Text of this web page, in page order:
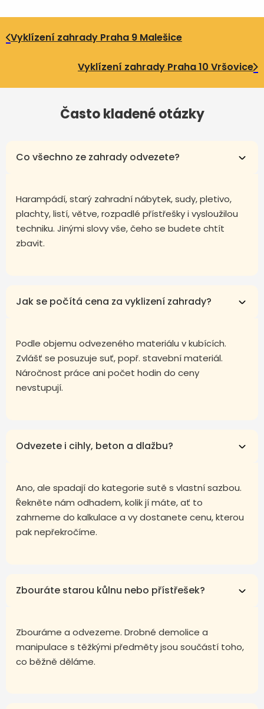
Vyklízení zahrady Praha 9 Malešice
Vyklízení zahrady Praha 10 Vršovice
Často kladené otázky
Co všechno ze zahrady odvezete?
Harampádí, starý zahradní nábytek, sudy, pletivo,
plachty, listí, větve, rozpadlé přístřešky i vysloužilou
techniku. Jinými slovy vše, čeho se budete chtít
zbavit.
Jak se počítá cena za vyklizení zahrady?
Podle objemu odvezeného materiálu v kubících.
Zvlášť se posuzuje suť, popř. stavební materiál.
Náročnost práce ani počet hodin do ceny
nevstupují.
Odvezete i cihly, beton a dlažbu?
Ano, ale spadají do kategorie sutě s vlastní sazbou.
Řekněte nám odhadem, kolik jí máte, ať to
zahrneme do kalkulace a vy dostanete cenu, kterou
pak nepřekročíme.
Zbouráte starou kůlnu nebo přístřešek?
Zbouráme a odvezeme. Drobné demolice a
manipulace s těžkými předměty jsou součástí toho,
co běžně děláme.